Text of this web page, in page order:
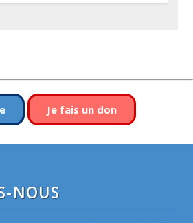
Je fais un don
NOUS